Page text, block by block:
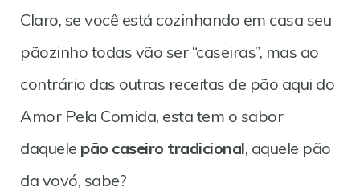
Claro, se você está cozinhando em casa seu
pãozinho todas vão ser “caseiras”, mas ao
contrário das outras receitas de pão aqui do
Amor Pela Comida, esta tem o sabor
daquele pão caseiro tradicional, aquele pão
da vovó, sabe?